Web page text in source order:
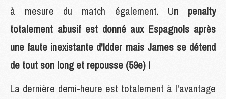
à mesure du match également. Un penalty
totalement abusif est donné aux Espagnols après
une faute inexistante d'Idder mais James se détend
de tout son long et repousse (59e) !
La dernière demi-heure est totalement à l'avantage